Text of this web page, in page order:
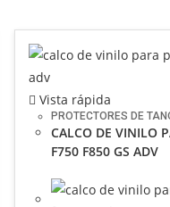
Vista rápida
PROTECTORES DE
CALCO DE VINILO
F750 F850 GS ADV